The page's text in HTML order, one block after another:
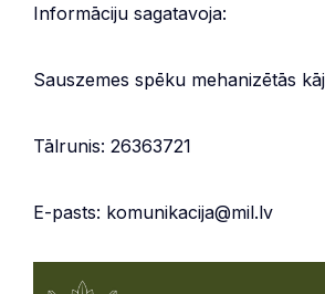
Informāciju sagatavoja:
Sauszemes spēku mehanizētās
Tālrunis: 26363721
E-pasts: komunikacija@mil.lv